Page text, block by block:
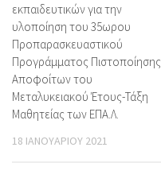
εκπαιδευτικών για την
υλοποίηση του 35ωρου
Προπαρασκευαστικού
Προγράμματος Πιστοποίησης
Αποφοίτων του
Μεταλυκειακού Έτους-Τάξη
Μαθητείας των ΕΠΑ.Λ.
18 ΙΑΝΟΥΑΡΊΟΥ 2021